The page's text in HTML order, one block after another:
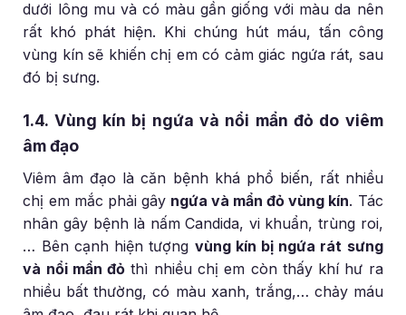
dưới lông mu và có màu gần giống với màu da nên
rất khó phát hiện. Khi chúng hút máu, tấn công
vùng kín sẽ khiến chị em có cảm giác ngứa rát, sau
đó bị sưng.
1.4. Vùng kín bị ngứa và nổi mẩn đỏ do viêm
âm đạo
Viêm âm đạo là căn bệnh khá phổ biến, rất nhiều
chị em mắc phải gây ngứa và mẩn đỏ vùng kín. Tác
nhân gây bệnh là nấm Candida, vi khuẩn, trùng roi,
… Bên cạnh hiện tượng vùng kín bị ngứa rát sưng
và nổi mẩn đỏ thì nhiều chị em còn thấy khí hư ra
nhiều bất thường, có màu xanh, trắng,… chảy máu